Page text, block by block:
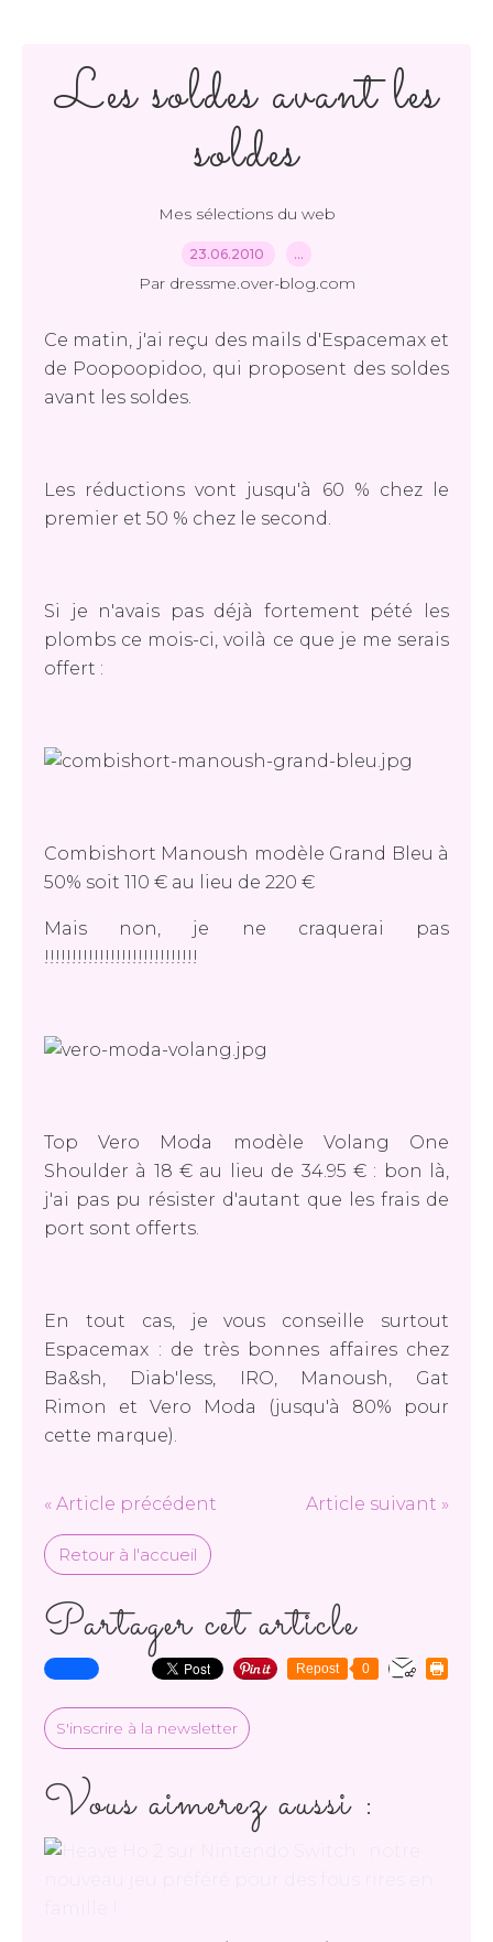
Les soldes avant les
soldes
Mes sélections du web
23.06.2010 …
Par dressme.over-blog.com
Ce matin, j'ai reçu des mails d'Espacemax et
de Poopoopidoo, qui proposent des soldes
avant les soldes.
Les réductions vont jusqu'à 60 % chez le
premier et 50 % chez le second.
Si je n'avais pas déjà fortement pété les
plombs ce mois-ci, voilà ce que je me serais
offert :
Combishort Manoush modèle Grand Bleu à
50% soit 110 € au lieu de 220 €
Mais non, je ne craquerai pas
!!!!!!!!!!!!!!!!!!!!!!!!!!!!
Top Vero Moda modèle Volang One
Shoulder à 18 € au lieu de 34.95 € : bon là,
j'ai pas pu résister d'autant que les frais de
port sont offerts.
En tout cas, je vous conseille surtout
Espacemax : de très bonnes affaires chez
Ba&sh, Diab'less, IRO, Manoush, Gat
Rimon et Vero Moda (jusqu'à 80% pour
cette marque).
« Article précédent Article suivant »
Retour à l'accueil
Partager cet article
Repost 0
S'inscrire à la newsletter
Vous aimerez aussi :